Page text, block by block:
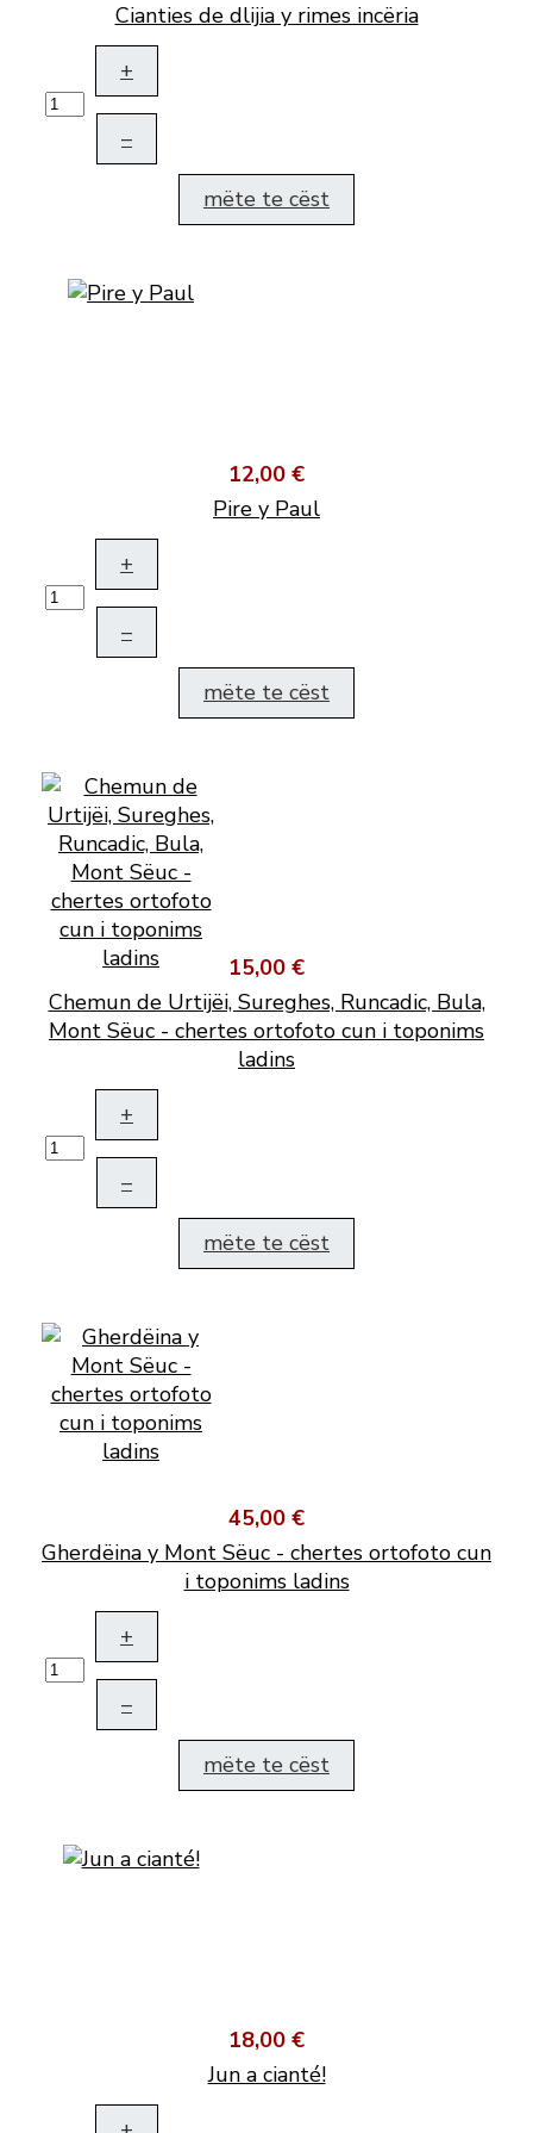
Cianties de dlijia y rimes incëria
+
–
mëte te cëst
12,00 €
Pire y Paul
+
–
mëte te cëst
15,00 €
Chemun de Urtijëi, Sureghes, Runcadic, Bula,
Mont Sëuc - chertes ortofoto cun i toponims
ladins
+
–
mëte te cëst
45,00 €
Gherdëina y Mont Sëuc - chertes ortofoto cun
i toponims ladins
+
–
mëte te cëst
18,00 €
Jun a cianté!